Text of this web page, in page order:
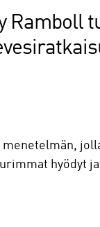
Ramboll
hyödyt